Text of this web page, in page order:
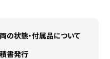
8年8ヶ月
5,896,800円（税込）
の状態・付属品について
書発行